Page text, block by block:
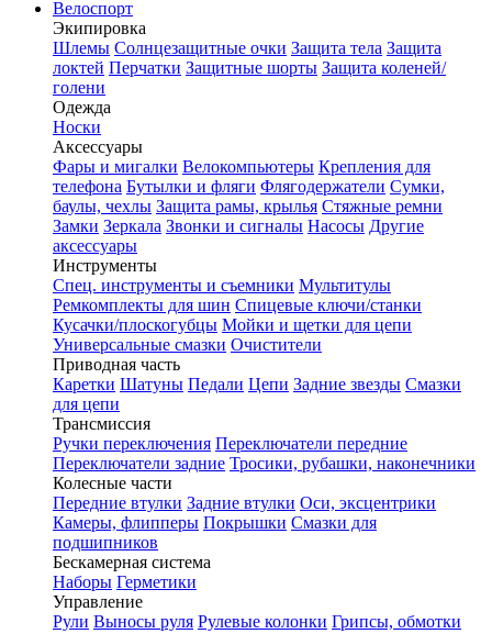
Велоспорт
Экипировка
Шлемы Солнцезащитные очки Защита тела Защита
локтей Перчатки Защитные шорты Защита коленей/
голени
Одежда
Носки
Аксессуары
Фары и мигалки Велокомпьютеры Крепления для
телефона Бутылки и фляги Флягодержатели Сумки,
баулы, чехлы Защита рамы, крылья Стяжные ремни
Замки Зеркала Звонки и сигналы Насосы Другие
аксессуары
Инструменты
Спец. инструменты и съемники Мультитулы
Ремкомплекты для шин Спицевые ключи/станки
Кусачки/плоскогубцы Мойки и щетки для цепи
Универсальные смазки Очистители
Приводная часть
Каретки Шатуны Педали Цепи Задние звезды Смазки
для цепи
Трансмиссия
Ручки переключения Переключатели передние
Переключатели задние Тросики, рубашки, наконечники
Колесные части
Передние втулки Задние втулки Оси, эксцентрики
Камеры, флипперы Покрышки Смазки для
подшипников
Бескамерная система
Наборы Герметики
Управление
Рули Выносы руля Рулевые колонки Грипсы, обмотки